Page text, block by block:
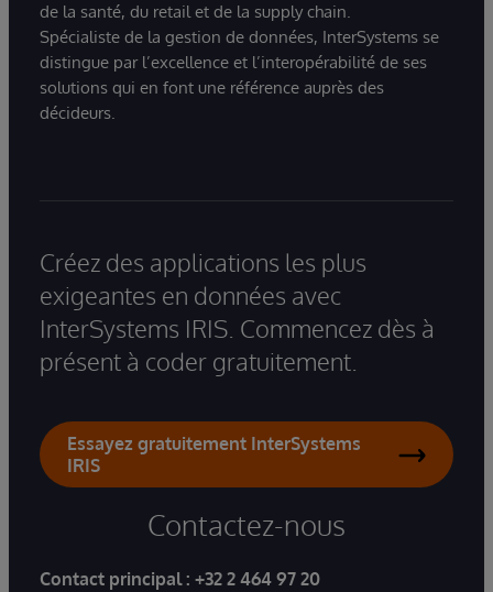
de la santé, du retail et de la supply chain.
Spécialiste de la gestion de données, InterSystems se
distingue par l’excellence et l’interopérabilité de ses
solutions qui en font une référence auprès des
décideurs.
Créez des applications les plus
exigeantes en données avec
InterSystems IRIS. Commencez dès à
présent à coder gratuitement.
Essayez gratuitement InterSystems
IRIS
Contactez-nous
Contact principal : +32 2 464 97 20